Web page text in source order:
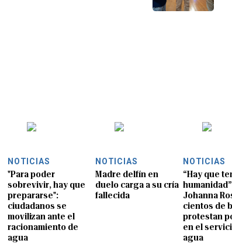
NOTICIAS
"Para poder
sobrevivir, hay que
prepararse":
ciudadanos se
movilizan ante el
racionamiento de
agua
NOTICIAS
Madre delfín en
duelo carga a su cría
fallecida
NOTICIAS
“Hay que
Johanna
cientos de
protestan
en el
agua